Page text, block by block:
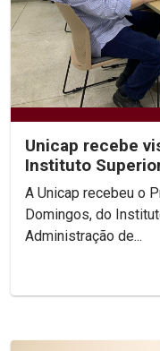
Unicap recebe
Instituto
Administração
A Unicap recebeu o
Domingos, do
Administração de...